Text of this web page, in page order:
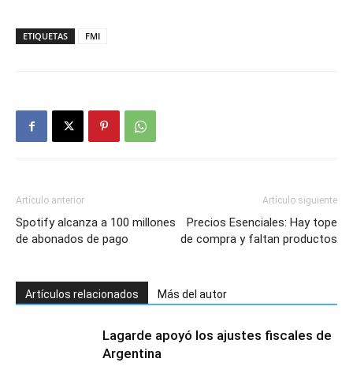
ETIQUETAS FMI
Artículo anterior
Spotify alcanza a 100 millones
de abonados de pago
Artículo siguiente
Precios Esenciales: Hay tope
de compra y faltan productos
Artículos relacionados Más del autor
Lagarde apoyó los ajustes fiscales de
Argentina